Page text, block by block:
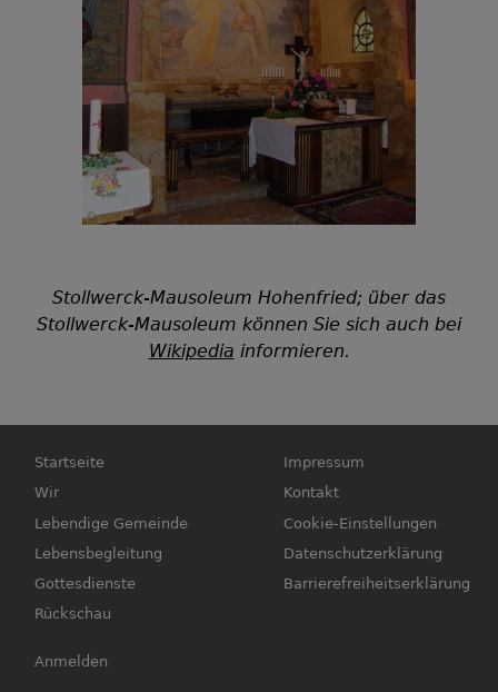
Stollwerck-Mausoleum Hohenfried; über das
Stollwerck-Mausoleum können Sie sich auch bei
Wikipedia informieren.
Hauptnavigation
Startseite
Wir
Lebendige Gemeinde
Lebensbegleitung
Gottesdienste
Rückschau
Fußbereichsmenü
Impressum
Kontakt
Cookie-Einstellungen
Datenschutzerklärung
Barrierefreiheitserklärung
Benutzermenü
Anmelden